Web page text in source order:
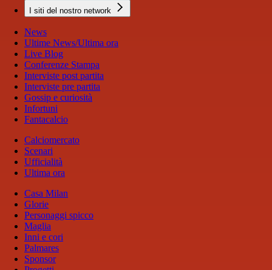
I siti del nostro network
News
Ultime News/Ultima ora
Live Blog
Conferenze Stampa
Interviste post partita
Interviste pre partita
Gossip e curiosità
Infortuni
Fantacalcio
Calciomercato
Scenari
Ufficialità
Ultima ora
Casa Milan
Glorie
Personaggi spicco
Maglia
Inni e cori
Palmares
Sponsor